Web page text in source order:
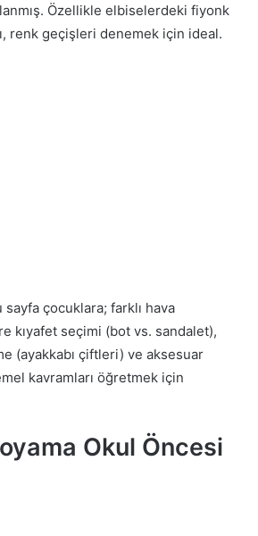
Özellikle elbiselerdeki fiyonk
renk geçişleri denemek için ideal.
sayfa çocuklara; farklı hava
kıyafet seçimi (bot vs. sandalet),
(ayakkabı çiftleri) ve aksesuar
kavramları öğretmek için
Okul Öncesi